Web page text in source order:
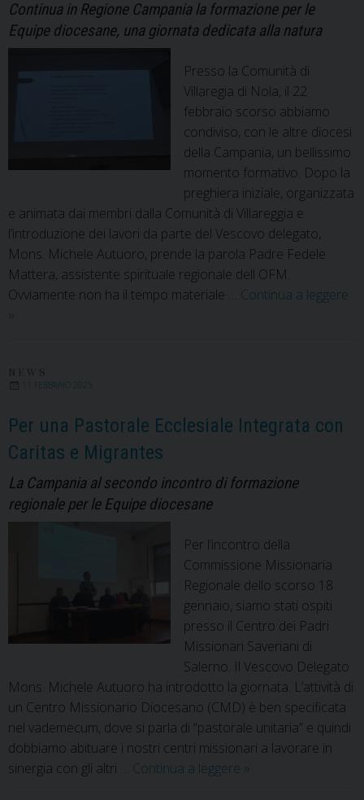
Continua in Regione Campania la formazione per le
Equipe diocesane, una giornata dedicata alla natura
Presso la Comunità di
Villaregia di Nola, il 22
febbraio scorso abbiamo
condiviso, con le altre diocesi
della Campania, un bellissimo
momento formativo. Dopo la
preghiera iniziale, organizzata
e animata dai membri dalla Comunità di Villareggia e
l’introduzione dei lavori da parte del Vescovo delegato,
Mons. Michele Autuoro, prende la parola Padre Fedele
Mattera, assistente spirituale regionale dell OFM.
Ovviamente non ha il tempo materiale … Continua a leggere
Una
comunità:
dalla
Laudato
sì
alla
Laudate
»
11 FEBBRAIO 2025
Per una Pastorale Ecclesiale Integrata con
Caritas e Migrantes
La Campania al secondo incontro di formazione
regionale per le Equipe diocesane
Per l’incontro della
Commissione Missionaria
Regionale dello scorso 18
gennaio, siamo stati ospiti
presso il Centro dei Padri
Missionari Saveriani di
Salerno. Il Vescovo Delegato
Mons. Michele Autuoro ha introdotto la giornata. L’attività di
un Centro Missionario Diocesano (CMD) è ben specificata
nel vademecum, dove si parla di “pastorale unitaria” e quindi
dobbiamo abituare i nostri centri missionari a lavorare in
sinergia con gli altri … Continua a leggere Per
»